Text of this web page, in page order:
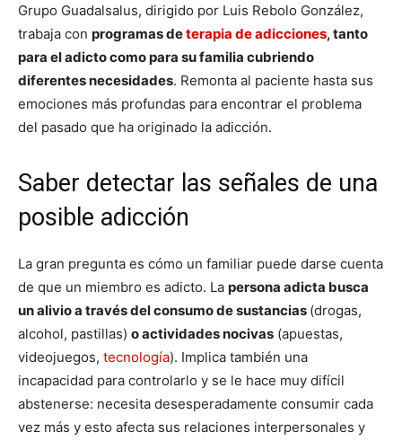
Grupo Guadalsalus, dirigido por Luis Rebolo González,
trabaja con programas deterapia de adicciones, tanto
para el adicto como para su familia cubriendo
diferentes necesidades. Remonta al paciente hasta sus
emociones más profundas para encontrar el problema
del pasado que ha originado la adicción.
Saber detectar las señales de una
posible adicción
La gran pregunta es cómo un familiar puede darse cuenta
de que un miembro es adicto. La persona adicta busca
un alivio a través del consumo de sustancias (drogas,
alcohol, pastillas) o actividades nocivas (apuestas,
videojuegos, tecnología). Implica también una
incapacidad para controlarlo y se le hace muy difícil
abstenerse: necesita desesperadamente consumir cada
vez más y esto afecta sus relaciones interpersonales y